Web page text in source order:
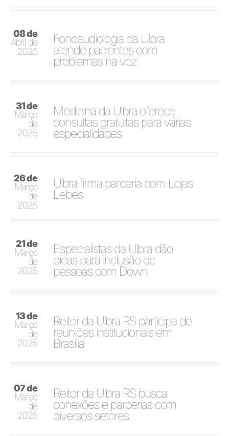
08 de
Abril de
2025
Fonoaudiologia da Ulbra
atende pacientes com
problemas na voz
31 de
Março
de
2025
Medicina da Ulbra oferece
consultas gratuitas para várias
especialidades
26 de
Março
de
2025
Ulbra firma parceria com Lojas
Lebes
21 de
Março
de
2025
Especialistas da Ulbra dão
dicas para inclusão de
pessoas com Down
13 de
Março
de
2025
Reitor da Ulbra RS participa de
reuniões institucionais em
Brasília
07 de
Março
de
2025
Reitor da Ulbra RS busca
conexões e parcerias com
diversos setores